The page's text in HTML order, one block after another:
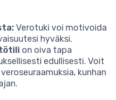
Verotuki voi motivoida
hyväksi.
on oiva tapa
edullisesti. Voit
kunhan